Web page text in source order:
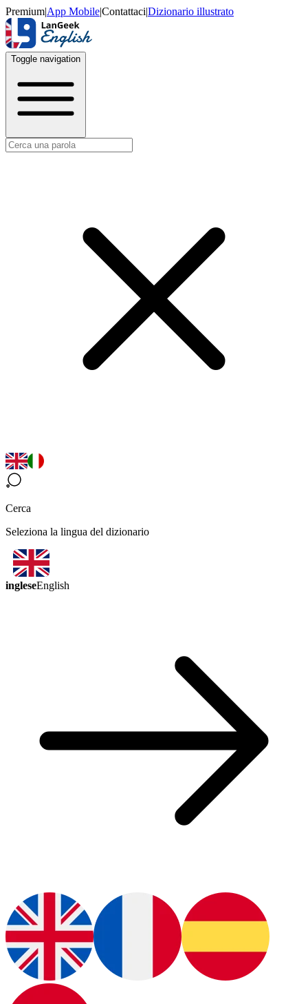
Premium|App Mobile|Contattaci|Dizionario illustrato
Toggle navigation
Cerca
Seleziona la lingua del dizionario
ingleseEnglish